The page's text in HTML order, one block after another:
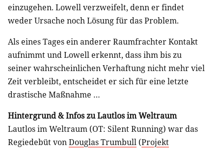
einzugehen. Lowell verzweifelt, denn er findet
weder Ursache noch Lösung für das Problem.
Als eines Tages ein anderer Raumfrachter Kontakt
aufnimmt und Lowell erkennt, dass ihm bis zu
seiner wahrscheinlichen Verhaftung nicht mehr viel
Zeit verbleibt, entscheidet er sich für eine letzte
drastische Maßnahme …
Hintergrund & Infos zu Lautlos im Weltraum
Lautlos im Weltraum (OT: Silent Running) war das
Regiedebüt vonDouglas Trumbull (Projekt